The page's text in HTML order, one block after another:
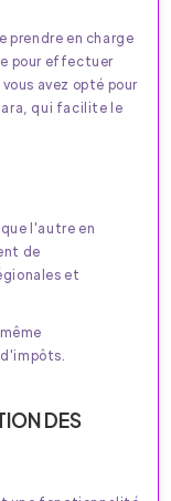
prendre en charge
pour effectuer
avez opté pour
qui facilite le
l'autre en
de
et
DES